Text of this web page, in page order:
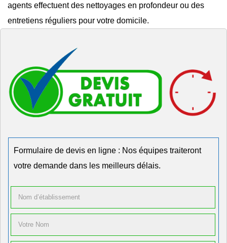
agents effectuent des nettoyages en profondeur ou des
entretiens réguliers pour votre domicile.
Formulaire de devis en ligne : Nos équipes traiteront
votre demande dans les meilleurs délais.